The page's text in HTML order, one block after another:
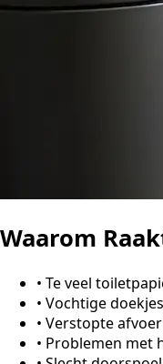
Waarom
• Te veel
• Vochtige
• Verstopte
• Problemen met